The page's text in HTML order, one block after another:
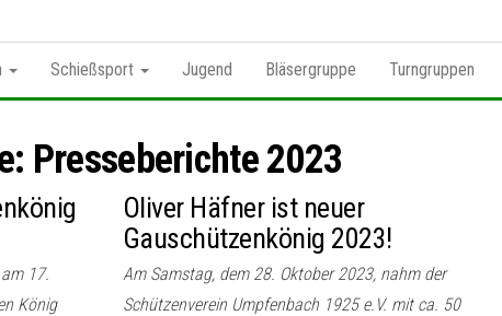
Umpfenbach
1925 e.V.
Schießsport Jugend Bläsergruppe Turngruppen
Presseberichte 2023
17.
König
Oliver Häfner ist neuer
Gauschützenkönig 2023!
Am Samstag, dem 28. Oktober 2023, nahm der
Schützenverein Umpfenbach 1925 e.V. mit ca. 50